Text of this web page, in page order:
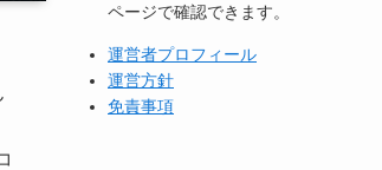
ページで確認できます。
運営者プロフィール
運営方針
免責事項